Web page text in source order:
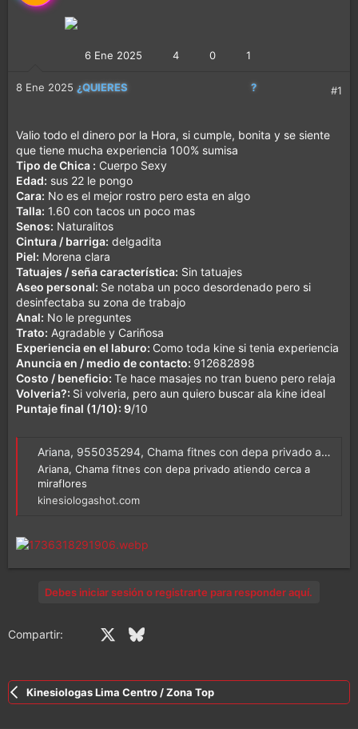
6 Ene 2025 4 0 1
8 Ene 2025 ¿QUIERES
MÁS DIVERSIÓN
? #1
Valio todo el dinero por la Hora, si cumple, bonita y se siente
que tiene mucha experiencia 100% sumisa
Tipo de Chica : Cuerpo Sexy
Edad: sus 22 le pongo
Cara: No es el mejor rostro pero esta en algo
Talla: 1.60 con tacos un poco mas
Senos: Naturalitos
Cintura / barriga: delgadita
Piel: Morena clara
Tatuajes / seña característica: Sin tatuajes
Aseo personal: Se notaba un poco desordenado pero si
desinfectaba su zona de trabajo
Anal: No le preguntes
Trato: Agradable y Cariñosa
Experiencia en el laburo: Como toda kine si tenia experiencia
Anuncia en / medio de contacto: 912682898
Costo / beneficio: Te hace masajes no tran bueno pero relaja
Volveria?: Si volveria, pero aun quiero buscar ala kine ideal
Puntaje final (1/10): 9/10
Ariana, 955035294, Chama fitnes con depa privado atiendo cerca a miraflores - Kinesiologashot
Ariana, Chama fitnes con depa privado atiendo cerca a
miraflores
kinesiologashot.com
Debes iniciar sesión o registrarte para responder aquí.
Compartir: FacebookX (Twitter)
Bluesky
Kinesiologas Lima Centro / Zona Top